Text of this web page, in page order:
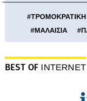
#ΤΡΟΜΟΚΡΑΤΙΚΗ
#ΜΑΛΑΙΣΙΑ #
BEST OF INTERNET